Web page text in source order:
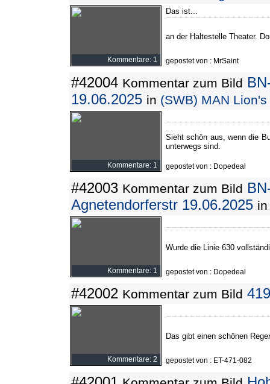
Kommentare: 1
Das ist...
an der Haltestelle Theater.
gepostet von : MrSaint
#42004 Kommentar zum Bild
19.06.2025 in (SWB) MAN
Kommentare: 1
Sieht schön aus, wenn die
unterwegs sind.
gepostet von : Dopedeal
#42003 Kommentar zum Bild
Agnetendorferstr 19.06.2025
Kommentare: 1
Wurde die Linie 630
gepostet von : Dopedeal
#42002 Kommentar zum Bild
Kommentare: 2
Das gibt einen schönen
gepostet von : ET-471-082